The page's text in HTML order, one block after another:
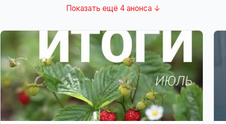
Показать ещё 4 анонса ↓